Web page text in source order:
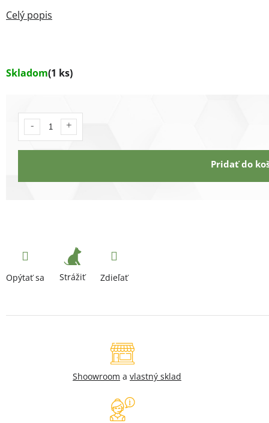
Skladom(1 ks)
Pridať do
Opýtať sa Strážiť Zdieľať
Shoowroom a vlastný sklad